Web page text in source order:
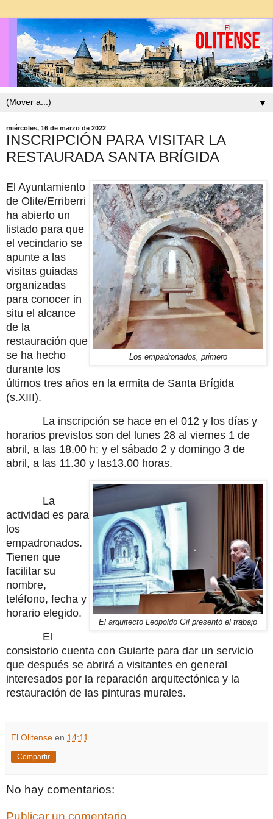
▼
miércoles, 16 de marzo de 2022
INSCRIPCIÓN PARA VISITAR LA
RESTAURADA SANTA BRÍGIDA
Los empadronados, primero
El Ayuntamiento
de Olite/Erriberri
ha abierto un
listado para que
el vecindario se
apunte a las
visitas guiadas
organizadas
para conocer in
situ el alcance
de la
restauración que
se ha hecho
durante los
últimos tres años en la ermita de Santa Brígida
(s.XIII).
La inscripción se hace en el 012 y los días y
horarios previstos son del lunes 28 al viernes 1 de
abril, a las 18.00 h; y el sábado 2 y domingo 3 de
abril, a las 11.30 y las13.00 horas.
El arquitecto Leopoldo Gil presentó el trabajo
La
actividad es para
los
empadronados.
Tienen que
facilitar su
nombre,
teléfono, fecha y
horario elegido.
El
consistorio cuenta con Guiarte para dar un servicio
que después se abrirá a visitantes en general
interesados por la reparación arquitectónica y la
restauración de las pinturas murales.
El Olitense en 14:11
Compartir
No hay comentarios:
Publicar un comentario